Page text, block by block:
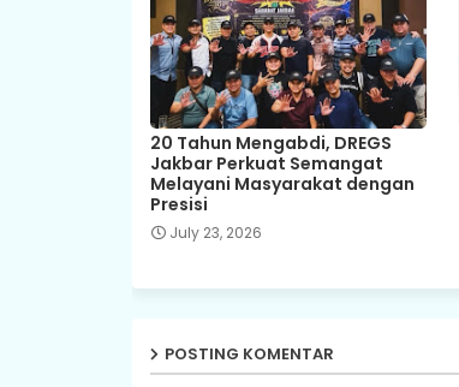
20 Tahun Mengabdi, DREGS
Jakbar Perkuat Semangat
Melayani Masyarakat dengan
Presisi
July 23, 2026
POSTING KOMENTAR